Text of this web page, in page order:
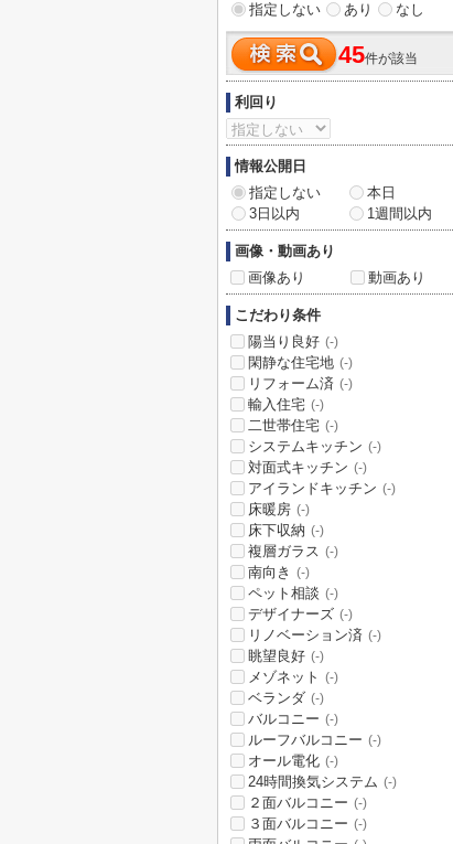
指定しない
あり なし
45件が該当
利回り
情報公開日
指定しない
本日
3日以内
1週間以内
画像・動画あり
画像あり
動画あり
こだわり条件
陽当り良好 (-)
閑静な住宅地 (-)
リフォーム済 (-)
輸入住宅 (-)
二世帯住宅 (-)
システムキッチン (-)
対面式キッチン (-)
アイランドキッチン (-)
床暖房 (-)
床下収納 (-)
複層ガラス (-)
南向き (-)
ペット相談 (-)
デザイナーズ (-)
リノベーション済 (-)
眺望良好 (-)
メゾネット (-)
ベランダ (-)
バルコニー (-)
ルーフバルコニー (-)
オール電化 (-)
24時間換気システム (-)
２面バルコニー (-)
３面バルコニー (-)